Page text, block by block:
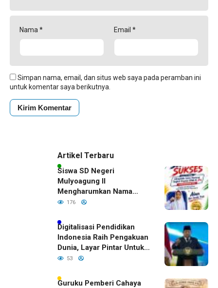
Nama * Email *
Simpan nama, email, dan situs web saya pada peramban ini
untuk komentar saya berikutnya.
Artikel Terbaru
Siswa SD Negeri
Mulyoagung II
Mengharumkan Nama
Bojonegoro Dengan
176
Digitalisasi Pendidikan
Indonesia Raih Pengakuan
Dunia, Layar Pintar Untuk
Semua Siswa
53
Guruku Pemberi Cahaya